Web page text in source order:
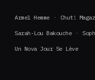
Armel Hemme Chut!
Sarah-Lou Bakouche
Un Nova Jour Se Lève